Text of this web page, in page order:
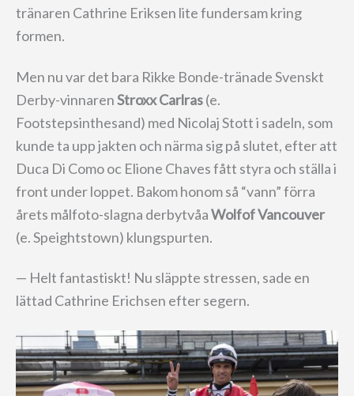
tränaren Cathrine Eriksen lite fundersam kring
formen.
Men nu var det bara Rikke Bonde-tränade Svenskt
Derby-vinnarenStroxx Carlras(e.
Footstepsinthesand) med Nicolaj Stott i sadeln, som
kunde ta upp jakten och närma sig på slutet, efter att
Duca Di Como oc Elione Chaves fått styra och ställa i
front under loppet. Bakom honom så “vann” förra
årets målfoto-slagna derbytvåaWolfof Vancouver
(e. Speightstown) klungspurten.
— Helt fantastiskt! Nu släppte stressen, sade en
lättad Cathrine Erichsen efter segern.